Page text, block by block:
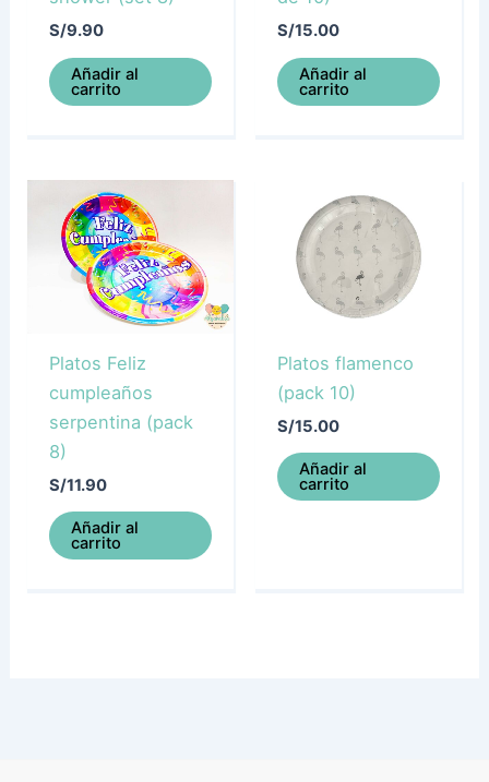
S/9.90
Añadir al
carrito
S/15.00
Añadir al
carrito
Platos Feliz
cumpleaños
serpentina (pack
8)
S/11.90
Añadir al
carrito
Platos flamenco
(pack 10)
S/15.00
Añadir al
carrito